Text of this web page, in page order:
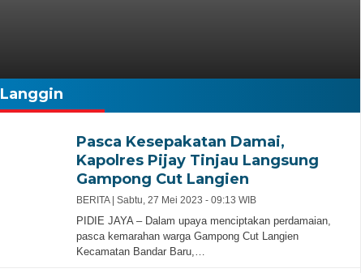
Langgin
Pasca Kesepakatan Damai,
Kapolres Pijay Tinjau Langsung
Gampong Cut Langien
BERITA | Sabtu, 27 Mei 2023 - 09:13 WIB
PIDIE JAYA – Dalam upaya menciptakan perdamaian,
pasca kemarahan warga Gampong Cut Langien
Kecamatan Bandar Baru,…